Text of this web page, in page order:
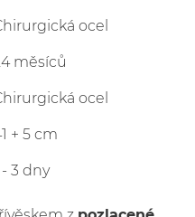
ocel
měsíců
ocel
+ 5 cm
- 3 dny